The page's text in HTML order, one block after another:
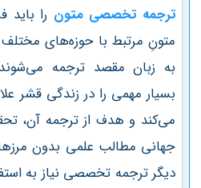
ترجمه تخصصی متون را
متونِ مرتبط با حوزه‌های مختلف
به زبان مقصد ترجمه
بسیار مهمی را در زندگی قشر
می‌کند و هدف از ترجمه آن،
جهانی مطالب علمی بدون
دیگر ترجمه تخصصی نیاز به